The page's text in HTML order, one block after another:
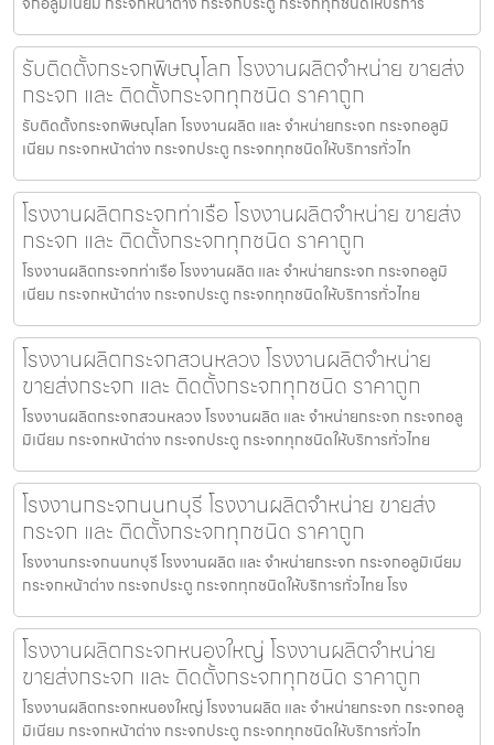
รับติดตั้งกระจกพิษณุโลก โรงงานผลิตจำหน่าย ขายส่ง
กระจก และ ติดตั้งกระจกทุกชนิด ราคาถูก
รับติดตั้งกระจกพิษณุโลก โรงงานผลิต และ จำหน่ายกระจก กระจกอลูมิ
เนียม กระจกหน้าต่าง กระจกประตู กระจกทุกชนิดให้บริการทั่วไท
โรงงานผลิตกระจกท่าเรือ โรงงานผลิตจำหน่าย ขายส่ง
กระจก และ ติดตั้งกระจกทุกชนิด ราคาถูก
โรงงานผลิตกระจกท่าเรือ โรงงานผลิต และ จำหน่ายกระจก กระจกอลูมิ
เนียม กระจกหน้าต่าง กระจกประตู กระจกทุกชนิดให้บริการทั่วไทย
โรงงานผลิตกระจกสวนหลวง โรงงานผลิตจำหน่าย
ขายส่งกระจก และ ติดตั้งกระจกทุกชนิด ราคาถูก
โรงงานผลิตกระจกสวนหลวง โรงงานผลิต และ จำหน่ายกระจก กระจกอลู
มิเนียม กระจกหน้าต่าง กระจกประตู กระจกทุกชนิดให้บริการทั่วไทย
โรงงานกระจกนนทบุรี โรงงานผลิตจำหน่าย ขายส่ง
กระจก และ ติดตั้งกระจกทุกชนิด ราคาถูก
โรงงานกระจกนนทบุรี โรงงานผลิต และ จำหน่ายกระจก กระจกอลูมิเนียม
กระจกหน้าต่าง กระจกประตู กระจกทุกชนิดให้บริการทั่วไทย โรง
โรงงานผลิตกระจกหนองใหญ่ โรงงานผลิตจำหน่าย
ขายส่งกระจก และ ติดตั้งกระจกทุกชนิด ราคาถูก
โรงงานผลิตกระจกหนองใหญ่ โรงงานผลิต และ จำหน่ายกระจก กระจกอลู
มิเนียม กระจกหน้าต่าง กระจกประตู กระจกทุกชนิดให้บริการทั่วไท